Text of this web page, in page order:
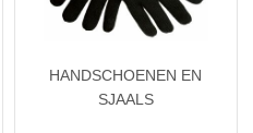
HANDSCHOENEN EN
SJAALS